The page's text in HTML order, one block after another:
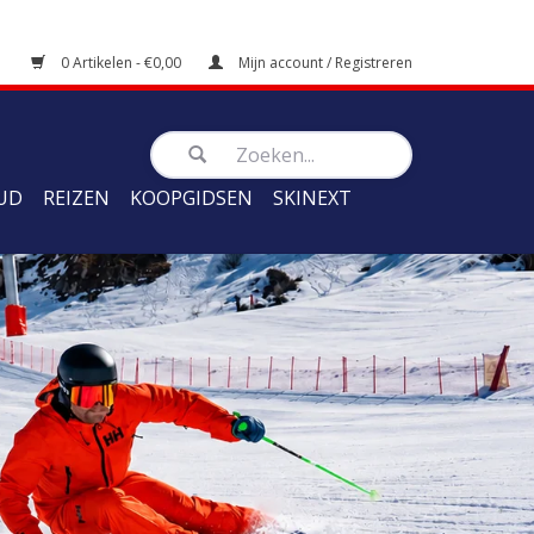
0 Artikelen - €0,00 Mijn account / Registreren
REIZEN KOOPGIDSEN SKINEXT